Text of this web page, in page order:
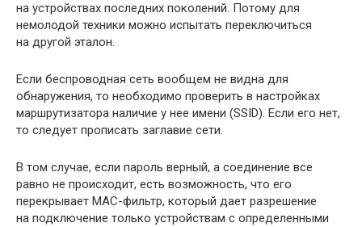
на устройствах последних поколений. Потому для
немолодой техники можно испытать переключиться
на другой эталон.
Если беспроводная сеть вообщем не видна для
обнаружения, то необходимо проверить в настройках
маршрутизатора наличие у нее имени (SSID). Если его нет,
то следует прописать заглавие сети.
В том случае, если пароль верный, а соединение все
равно не происходит, есть возможность, что его
перекрывает МАС-фильтр, который дает разрешение
на подключение только устройствам с определенными